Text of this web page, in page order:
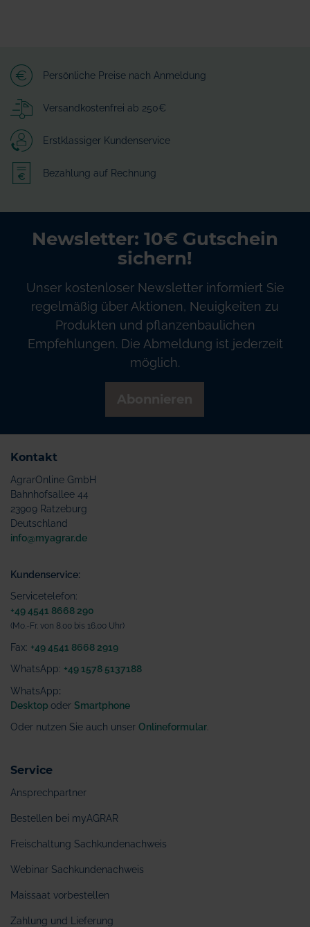
Persönliche Preise nach Anmeldung
Versandkostenfrei ab 250€
Erstklassiger Kundenservice
Bezahlung auf Rechnung
Newsletter: 10€ Gutschein
sichern!
Unser kostenloser Newsletter informiert Sie
regelmäßig über Aktionen, Neuigkeiten zu
Produkten und pflanzenbaulichen
Empfehlungen. Die Abmeldung ist jederzeit
möglich.
Kontakt
AgrarOnline GmbH
Bahnhofsallee 44
23909 Ratzeburg
Deutschland
info@myagrar.de
Kundenservice:
Servicetelefon:
+49 4541 8668 290
(Mo.-Fr. von 8.00 bis 16.00 Uhr)
Fax: +49 4541 8668 2919
WhatsApp: +49 1578 5137188
WhatsApp:
Desktop oder Smartphone
Oder nutzen Sie auch unser Onlineformular
Service
Ansprechpartner
Bestellen bei myAGRAR
Freischaltung Sachkundenachweis
Webinar Sachkundenachweis
Maissaat vorbestellen
Zahlung und Lieferung